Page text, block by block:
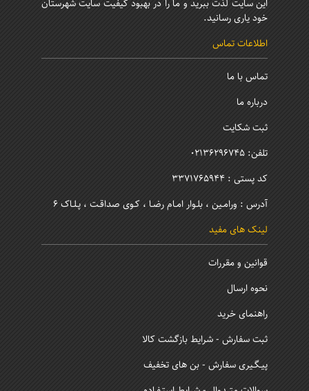
این سایت لذت ببرید و ما را در بهبود کیفیت سایت شهرستان
خود یاری رسانید.
اطلاعات تماس
تماس با ما
درباره ما
ثبت شکایت
تلفن: 02136296745
کد پستی : 3371765944
آدرس : ورامـین ، بلـوار امـام رضـا ، کـوی صداقـت ، پـلـاک 6
لینک های مفید
قوانین و مقررات
نحوه ارسال
راهنمای خرید
ثبت سفارش - شرایط بازگشت کالا
پیـگـیری سفارش - بن های تخفیف